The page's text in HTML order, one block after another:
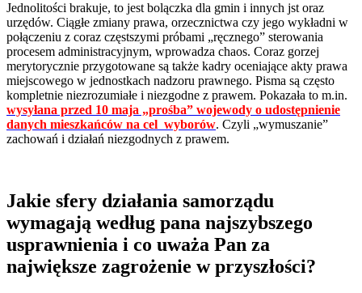
Jednolitości brakuje, to jest bolączka dla gmin i innych jst oraz
urzędów. Ciągłe zmiany prawa, orzecznictwa czy jego wykładni w
połączeniu z coraz częstszymi próbami „ręcznego” sterowania
procesem administracyjnym, wprowadza chaos. Coraz gorzej
merytorycznie przygotowane są także kadry oceniające akty prawa
miejscowego w jednostkach nadzoru prawnego. Pisma są często
kompletnie niezrozumiałe i niezgodne z prawem. Pokazała to m.in.
wysyłana przed 10 maja „prośba” wojewody o udostępnienie
danych mieszkańców na cel wyborów. Czyli „wymuszanie”
zachowań i działań niezgodnych z prawem.
Jakie sfery działania samorządu
wymagają według pana najszybszego
usprawnienia i co uważa Pan za
największe zagrożenie w przyszłości?